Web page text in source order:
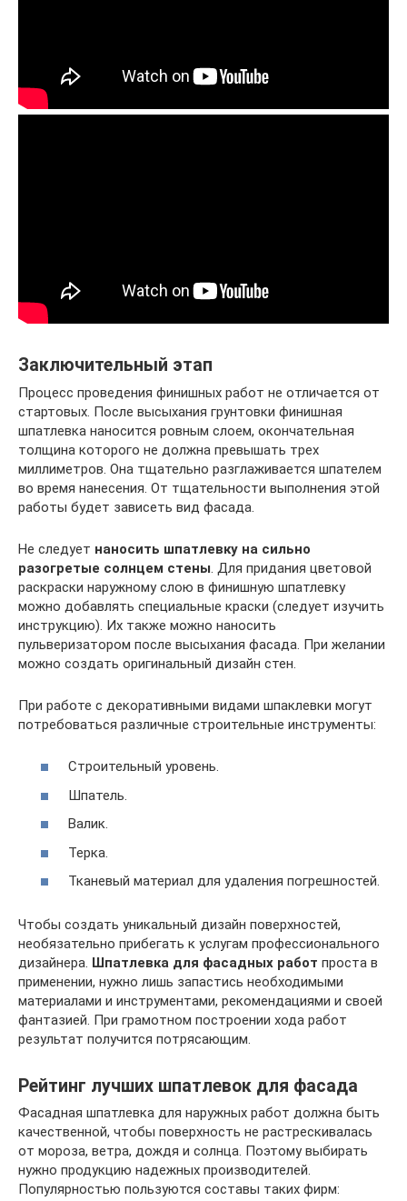
Заключительный этап
Процесс проведения финишных работ не отличается от
стартовых. После высыхания грунтовки финишная
шпатлевка наносится ровным слоем, окончательная
толщина которого не должна превышать трех
миллиметров. Она тщательно разглаживается шпателем
во время нанесения. От тщательности выполнения этой
работы будет зависеть вид фасада.
Не следует наносить шпатлевку на сильно
разогретые солнцем стены. Для придания цветовой
раскраски наружному слою в финишную шпатлевку
можно добавлять специальные краски (следует изучить
инструкцию). Их также можно наносить
пульверизатором после высыхания фасада. При желании
можно создать оригинальный дизайн стен.
При работе с декоративными видами шпаклевки могут
потребоваться различные строительные инструменты:
Строительный уровень.
Шпатель.
Валик.
Терка.
Тканевый материал для удаления погрешностей.
Чтобы создать уникальный дизайн поверхностей,
необязательно прибегать к услугам профессионального
дизайнера. Шпатлевка для фасадных работ проста в
применении, нужно лишь запастись необходимыми
материалами и инструментами, рекомендациями и своей
фантазией. При грамотном построении хода работ
результат получится потрясающим.
Рейтинг лучших шпатлевок для фасада
Фасадная шпатлевка для наружных работ должна быть
качественной, чтобы поверхность не растрескивалась
от мороза, ветра, дождя и солнца. Поэтому выбирать
нужно продукцию надежных производителей.
Популярностью пользуются составы таких фирм: